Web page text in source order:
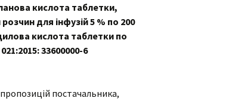
кислота таблетки,
для інфузій 5 % по 200
кислота таблетки по
33600000-6
постачальника,